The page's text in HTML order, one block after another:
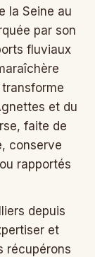
la Seine au
par son
fluviaux
et du
faite de
conserve
rapportés
depuis
et
récupérons